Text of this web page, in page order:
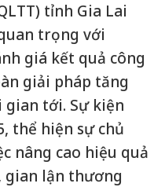
tỉnh Gia Lai
trọng với
giá kết quả công
giải pháp tăng
tới. Sự kiện
thể hiện sự chủ
nâng cao hiệu quả
gian lận thương